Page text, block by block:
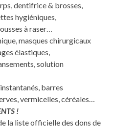
dentifrice & brosses,
hygiéniques,
à raser…
masques chirurgicaux
élastiques,
solution
barres
vermicelles, céréales…
!
la liste officielle des dons de